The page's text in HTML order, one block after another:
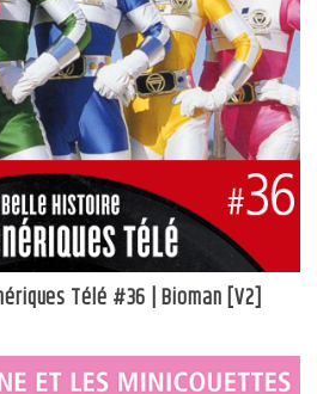
Télé #36 | Bioman [V2]